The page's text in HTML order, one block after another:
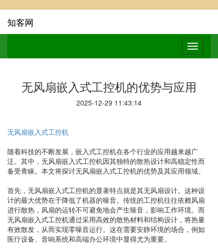
知客网
无风扇嵌入式工控机的优势与应用
2025-12-29 11:43:14
无风扇嵌入式工控机
随着科技的不断发展，嵌入式工控机在各个行业的应用越来越广
泛。其中，无风扇嵌入式工控机因其独特的散热设计和高稳定性而
备受青睐。本文将探讨无风扇嵌入式工控机的优势及其应用领域。
首先，无风扇嵌入式工控机的显著特点就是其无风扇设计。这种设
计的最大优势在于降低了机器的噪音。传统的工控机往往依赖风扇
进行散热，风扇的运转不可避免地会产生噪音，影响工作环境。而
无风扇嵌入式工控机通过采用高效的散热材料和结构设计，将热量
有效散发，从而实现零噪音运行。这在需要安静环境的场合，例如
医疗设备、音响系统和高端办公环境中显得尤为重要。